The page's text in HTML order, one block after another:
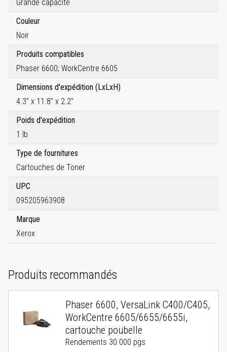
Grande capacité
Couleur
Noir
Produits compatibles
Phaser 6600; WorkCentre 6605
Dimensions d'expédition (LxLxH)
4.3" x 11.8" x 2.2"
Poids d'expédition
1 lb
Type de fournitures
Cartouches de Toner
UPC
095205963908
Marque
Xerox
Produits recommandés
Phaser 6600, VersaLink C400/C405,
WorkCentre 6605/6655/6655i,
cartouche poubelle
Rendements 30 000 pgs